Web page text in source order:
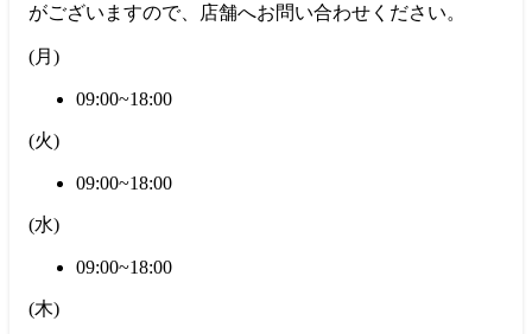
がございますので、店舗へお問い合わせください。
(月 )
09:00~18:00
(火)
09:00~18:00
(水)
09:00~18:00
(木)